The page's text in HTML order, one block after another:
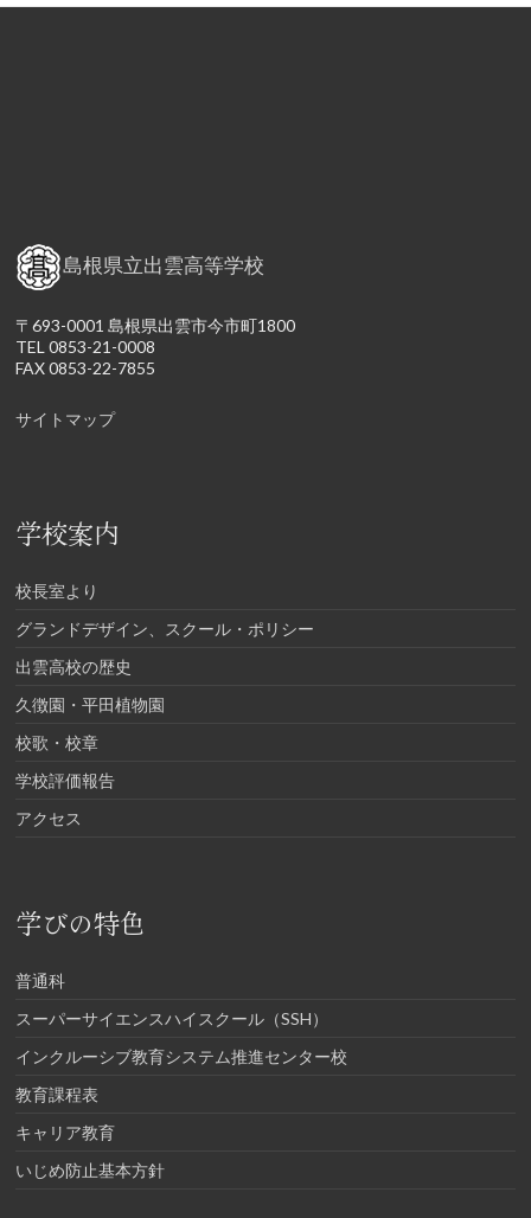
島根県立出雲高等学校
〒693-0001 島根県出雲市今市町1800
TEL 0853-21-0008
FAX 0853-22-7855
サイトマップ
学校案内
校長室より
グランドデザイン、スクール・ポリシー
出雲高校の歴史
久徴園・平田植物園
校歌・校章
学校評価報告
アクセス
学びの特色
普通科
スーパーサイエンスハイスクール（SSH）
インクルーシブ教育システム推進センター校
教育課程表
キャリア教育
いじめ防止基本方針